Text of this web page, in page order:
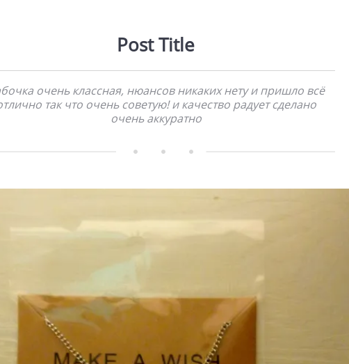
Post Title
очень классная, нюансов никаких нету и пришло всё
так что очень советую! и качество радует сделано
очень аккуратно